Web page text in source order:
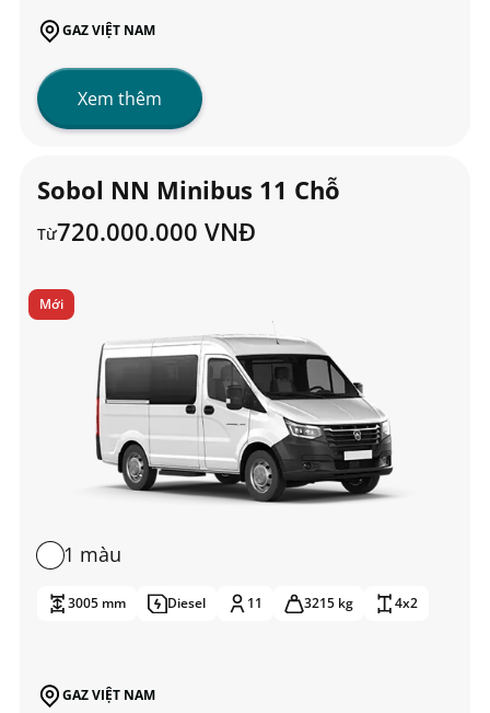
GAZ VIỆT NAM
Xem thêm
Sobol NN Minibus 11 Chỗ
Từ720.000.000 VNĐ
Mới
1 màu
3005 mm Diesel 11 3215 kg 4x2
GAZ VIỆT NAM